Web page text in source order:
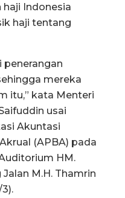
Indonesia
haji tentang
penerangan
mereka
itu,” kata Menteri
usai
Akuntasi
(APBA) pada
HM.
M.H. Thamrin